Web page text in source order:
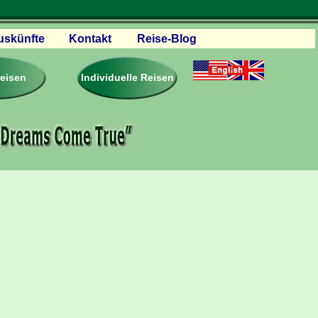
– Reviews
Firmen & Links
Kontakt Reise-Blog
Individuelle Reisen